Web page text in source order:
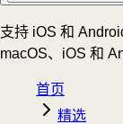
支持 iOS 和
macOS、iOS 和
首页
精选